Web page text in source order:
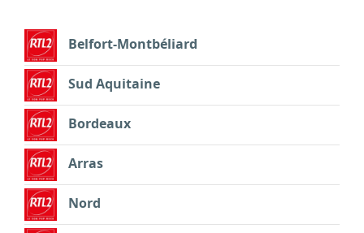
Belfort-Montbéliard
Sud Aquitaine
Bordeaux
Arras
Nord